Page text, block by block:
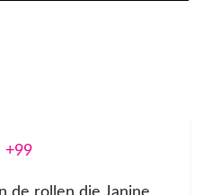
+99
de rollen die Janine